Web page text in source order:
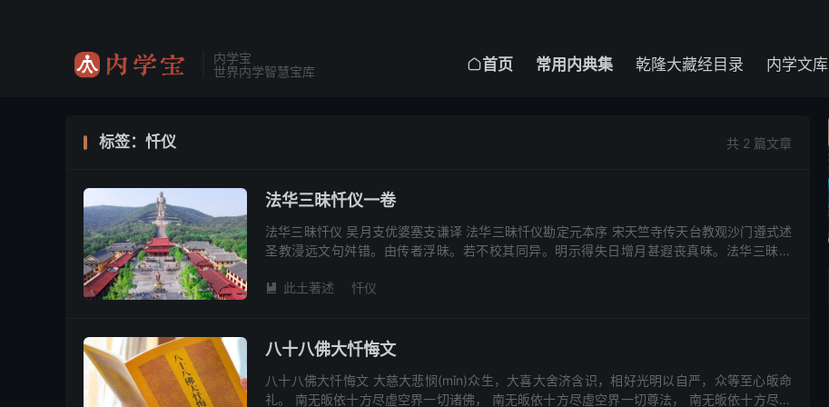
内学宝
世界内学智慧宝库
首页 常用内典集 乾隆大藏经目录 内学文库
共 2 篇文章
标签：忏仪
法华三昧忏仪一卷
法华三昧忏仪 吴月支优婆塞支谦译 法华三昧忏仪勘定元本序 宋天竺寺传天台教观沙门遵式述
圣教浸远文句舛错。由传者浮昧。若不校其同异。明示得失日增月甚遐丧真味。法华三昧仪
 此土著述 忏仪
八十八佛大忏悔文
八十八佛大忏悔文 大慈大悲悯(mǐn)众生，大喜大舍济含识，相好光明以自严，众等至心皈命
礼。 南无皈依十方尽虚空界一切诸佛， 南无皈依十方尽虚空界一切尊法， 南无皈依十方尽虚